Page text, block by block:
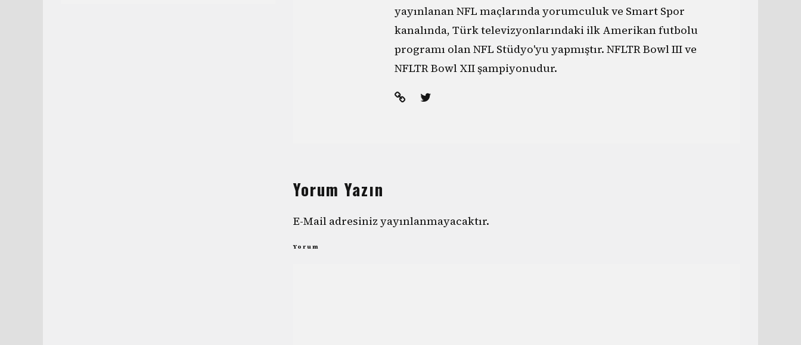
yayınlanan NFL maçlarında yorumculuk ve Smart Spor
kanalında, Türk televizyonlarındaki ilk Amerikan futbolu
programı olan NFL Stüdyo'yu yapmıştır. NFLTR Bowl III ve
NFLTR Bowl XII şampiyonudur.
Yorum Yazın
E-Mail adresiniz yayınlanmayacaktır.
Yorum